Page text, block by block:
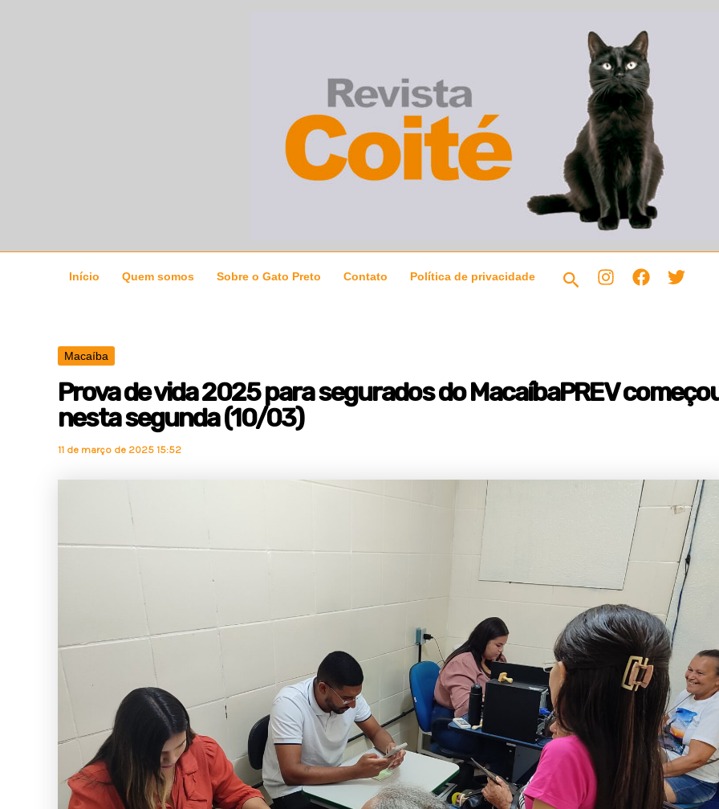
Início Quem somos Sobre o Gato Preto Contato Política de privacidade Pesquisar
Macaíba
Prova de vida 2025 para segurados do MacaíbaPREV
nesta segunda (10/03)
11 de março de 2025 15:52